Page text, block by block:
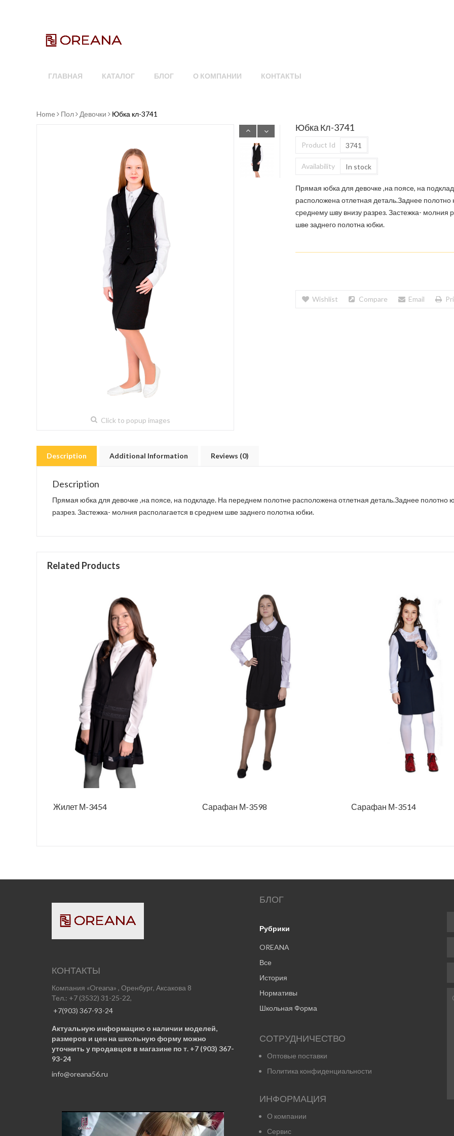
ГЛАВНАЯ КАТАЛОГ БЛОГ О КОМПАНИИ КОНТАКТЫ
Home Пол Девочки Юбка кл-3741
Click to popup images
Юбка Кл-3741
Product Id 3741
Availability In stock
Прямая юбка для девочке ,на поясе, на
расположена отлетная деталь.Заднее
среднему шву внизу разрез. Застежка- молния
шве заднего полотна юбки.
Wishlist Compare Email
Description Additional Information Reviews (0)
Description
Прямая юбка для девочке ,на поясе, на подкладе. На переднем полотне расположена отлетная деталь.Заднее
разрез. Застежка- молния располагается в среднем шве заднего полотна юбки.
Related Products
Жилет М-3454 Сарафан М-3598 Сарафан М-3514
КОНТАКТЫ
Компания «Oreana» , Оренбург, Аксакова 8
Тел.: +7 (3532) 31-25-22,
+7(903) 367-93-24
Актуальную информацию о наличии моделей,
размеров и цен на школьную форму можно
уточнить у продавцов в магазине по т. +7 (903) 367-
93-24
info@oreana56.ru
БЛОГ
Рубрики
OREANA
Все
История
Нормативы
Школьная Форма
СОТРУДНИЧЕСТВО
Оптовые поставки
Политика конфиденциальности
ИНФОРМАЦИЯ
О компании
Сервис